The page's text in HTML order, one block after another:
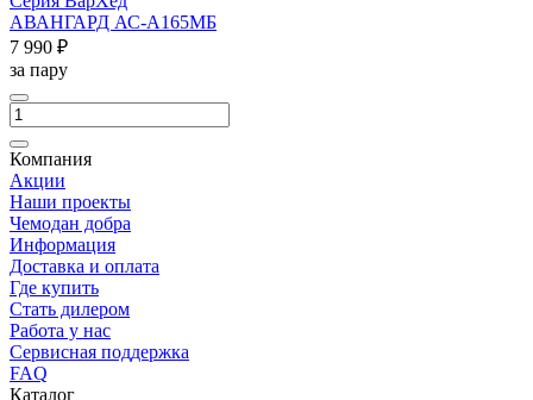
АВАНГАРД АС-А165МБ
7 990 ₽
за пару
Компания
Акции
Наши проекты
Чемодан добра
Информация
Доставка и оплата
Где купить
Стать дилером
Работа у нас
Сервисная поддержка
FAQ
Каталог